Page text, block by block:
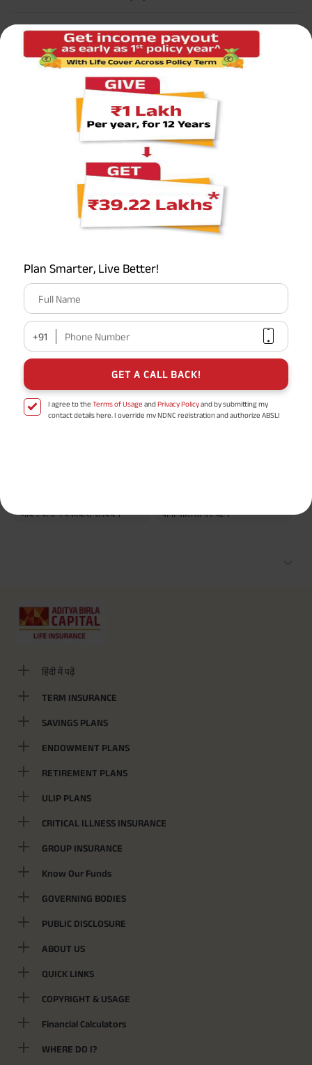
Plan Smarter, Live Better!
Full Name
+91 Phone Number
GET A CALL BACK!
I agree to the Terms of Usage andPrivacy Policyand by submitting my
contact details here, I override my NDNC registration and authorize ABSLI
yrs invests in ABSLI Nishchit Aayush Plan with Level Income + Lumpsum
सर्वाधिक लोकप्रिय कैलकुलेटर
टर्म इन्शुरन्स कैलकुलेटर
एचएलवी कैलकुलेटर
ग्रेच्युटी कैलकुलेटर
एमआईएस कैलकुलेटर
सेवानिवृत्ति कैलकुलेटर
लोकप्रिय खोजें
अधिक रिटर्न के साथ सुरक्षित निवेश
भाग लेने वाली बनाम गैर-भाग लेने वाली
बीमा पॉलिसी
पीपीएफ ब्याज दरें 5 साल के लिए निवेश योजना
जीवन बीमा में वफादारी परिवर्धन बीमा पॉलिसी पर ऋण
हिंदी में पढ़ें
TERM INSURANCE
SAVINGS PLANS
ENDOWMENT PLANS
RETIREMENT PLANS
ULIP PLANS
CRITICAL ILLNESS INSURANCE
GROUP INSURANCE
Know Our Funds
GOVERNING BODIES
PUBLIC DISCLOSURE
ABOUT US
QUICK LINKS
COPYRIGHT & USAGE
Financial Calculators
WHERE DO I?